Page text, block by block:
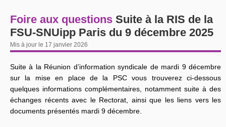
Foire aux questions Suite à la RIS de la
FSU-SNUipp Paris du 9 décembre 2025
Mis à jour le 17 janvier 2026
Suite à la Réunion d’information syndicale de mardi 9 décembre
sur la mise en place de la PSC vous trouverez ci-dessous
quelques informations complémentaires, notamment suite à des
échanges récents avec le Rectorat, ainsi que les liens vers les
documents présentés mardi 9 décembre.